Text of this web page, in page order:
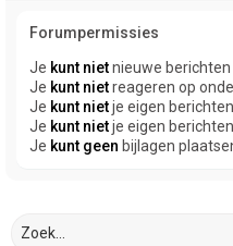
Forumpermissies
Je kunt nietnieuwe
Je kunt nietreageren op
Je kunt nietje eigen
Je kunt nietje eigen
Je kunt geen bijlagen